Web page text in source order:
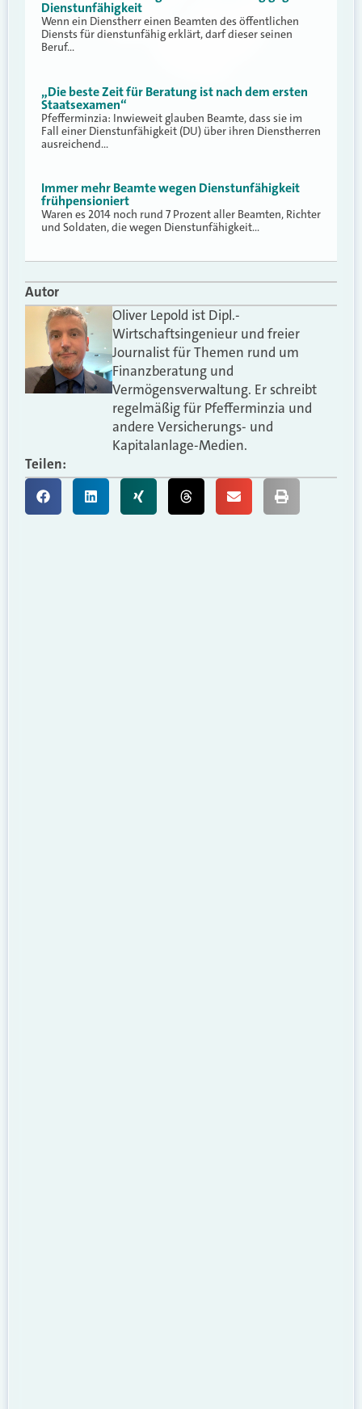
Dienstunfähigkeit
Wenn ein Dienstherr einen Beamten des öffentlichen
Diensts für dienstunfähig erklärt, darf dieser seinen
Beruf…
„Die beste Zeit für Beratung ist nach dem ersten
Staatsexamen“
Pfefferminzia: Inwieweit glauben Beamte, dass sie im
Fall einer Dienstunfähigkeit (DU) über ihren Dienstherren
ausreichend…
Immer mehr Beamte wegen Dienstunfähigkeit
frühpensioniert
Waren es 2014 noch rund 7 Prozent aller Beamten, Richter
und Soldaten, die wegen Dienstunfähigkeit…
Autor
Oliver Lepold ist Dipl.-
Wirtschaftsingenieur und freier
Journalist für Themen rund um
Finanzberatung und
Vermögensverwaltung. Er schreibt
regelmäßig für Pfefferminzia und
andere Versicherungs- und
Kapitalanlage-Medien.
Teilen: